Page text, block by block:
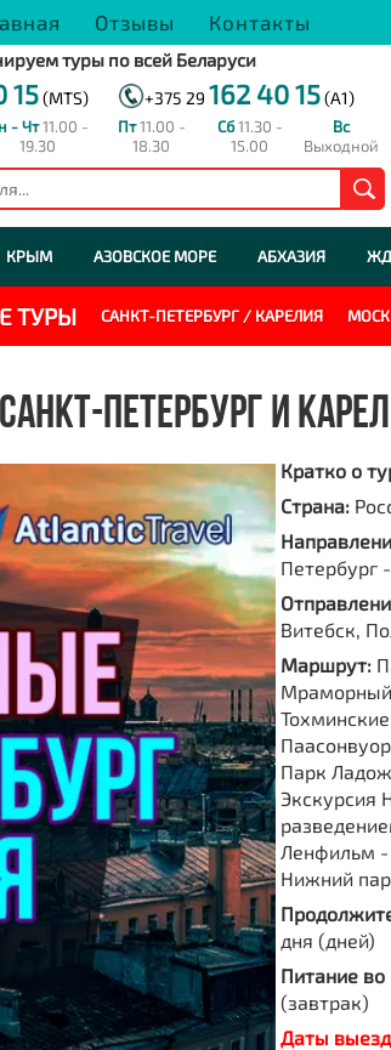
Отзывы Контакты
туры по всей Беларуси
15(MTS) +375 29 162 40 15(A1)
- Чт11.00 -
19.30
Пт11.00 -
18.30
Сб11.30 -
15.00
Вс
Выходной
КРЫМ АЗОВСКОЕ МОРЕ АБХАЗИЯ
ТУРЫ САНКТ-ПЕТЕРБУРГ / КАРЕЛИЯ
ПЕТЕРБУРГ И
Кратко о
Страна:
Петербург
Витебск,
Маршрут:
Парк
Экскурсия
Ленфильм
Нижний
дня (дней)
Питание
(завтрак)
Даты